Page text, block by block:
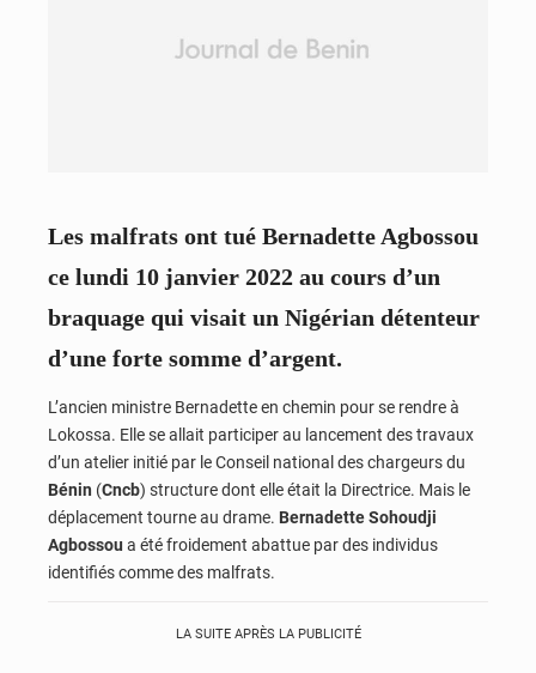
Les malfrats ont tué Bernadette Agbossou
ce lundi 10 janvier 2022 au cours d’un
braquage qui visait un Nigérian détenteur
d’une forte somme d’argent.
L’ancien ministre Bernadette en chemin pour se rendre à
Lokossa. Elle se allait participer au lancement des travaux
d’un atelier initié par le Conseil national des chargeurs du
Bénin (Cncb) structure dont elle était la Directrice. Mais le
déplacement tourne au drame. Bernadette Sohoudji
Agbossou a été froidement abattue par des individus
identifiés comme des malfrats.
LA SUITE APRÈS LA PUBLICITÉ